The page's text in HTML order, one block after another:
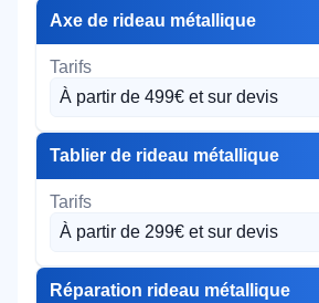
Axe de rideau métallique
À partir de 499€ et sur devis
Tablier de rideau métallique
À partir de 299€ et sur devis
Réparation rideau métallique